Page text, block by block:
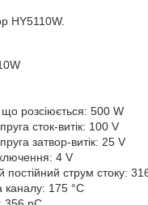
HY5110W.
розсіюється: 500 W
сток-витік: 100 V
затвор-витік: 25 V
4 V
струм стоку:
175 °C